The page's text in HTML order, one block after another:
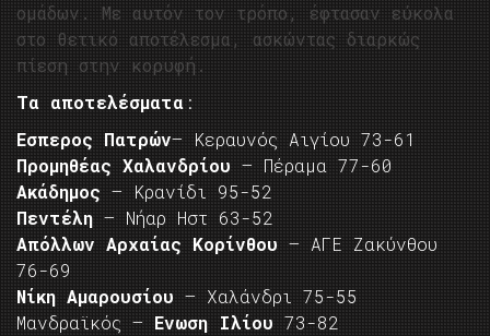
ομάδων. Με αυτόν τον τρόπο, έφτασαν εύκολα
στο θετικό αποτέλεσμα, ασκώντας διαρκώς
πίεση στην κορυφή.
Τα αποτελέσματα :
Εσπερος Πατρών– Κεραυνός Αιγίου 73-61
Προμηθέας Χαλανδρίου – Πέραμα 77-60
Ακάδημος – Κρανίδι 95-52
Πεντέλη – Νήαρ Ηστ 63-52
Απόλλων Αρχαίας Κορίνθου – ΑΓΕ Ζακύνθου
76-69
Νίκη Αμαρουσίου – Χαλάνδρι 75-55
Μανδραϊκός – Ενωση Ιλίου 73-82